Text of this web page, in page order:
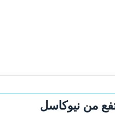
من نيوكاسل